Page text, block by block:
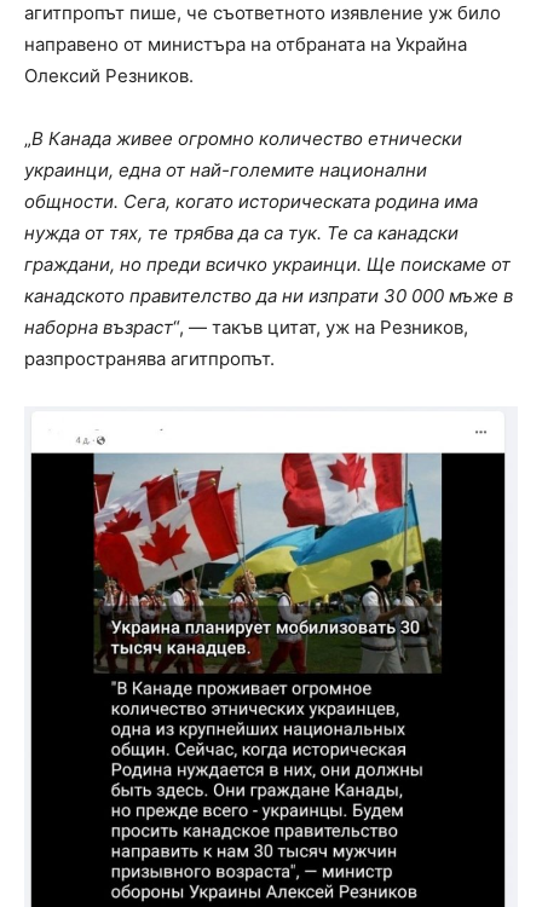
агитпропът пише, че съответното изявление уж било
направено от министъра на отбраната на Украйна
Олексий Резников.
„В Канада живее огромно количество етнически
украинци, една от най-големите национални
общности. Сега, когато историческата родина има
нужда от тях, те трябва да са тук. Те са канадски
граждани, но преди всичко украинци. Ще поискаме от
канадското правителство да ни изпрати 30 000 мъже в
наборна възраст“, — такъв цитат, уж на Резников,
разпространява агитпропът.